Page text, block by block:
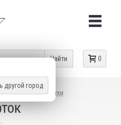
другой город
0
Найти
ОТВЕРТКИ